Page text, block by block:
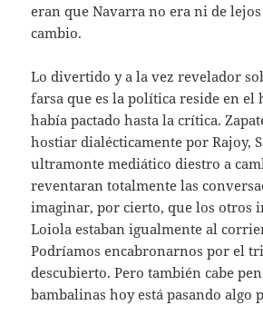
eran que Navarra no era ni de
cambio.
Lo divertido y a la vez revelador
farsa que es la política reside en el
había pactado hasta la crítica.
hostiar dialécticamente por Rajoy,
ultramonte mediático diestro a
reventaran totalmente las
imaginar, por cierto, que los otros
Loiola estaban igualmente al
Podríamos encabronarnos por el
descubierto. Pero también cabe
bambalinas hoy está pasando algo